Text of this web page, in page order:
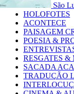
São
HOLOFOTES
ACONTECE
PAISAGEM
POESIA &
RESGATES &
SACADA
TRADUÇÃO